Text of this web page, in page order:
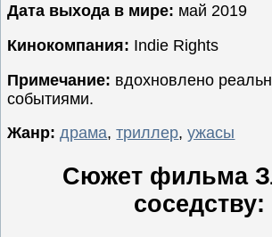
Фэнтези
Ожидаемые
кино
Дата выхода в мире: май 2019
Кинокомпания: Indie Rights
Примечание: вдохновлено
событиями.
Жанр: драма,триллер,ужасы
Сюжет фильма
соседству: